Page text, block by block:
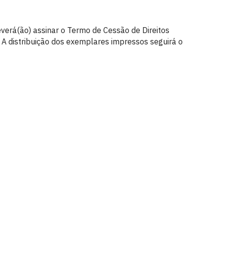
assinar o Termo de Cessão de Direitos
distribuição dos exemplares impressos seguirá o